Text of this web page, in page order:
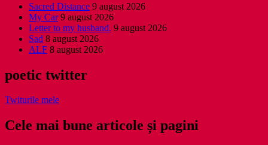
Sacred Distance 9 august 2026
My Car 9 august 2026
Letter to my husband. 9 august 2026
Sad 8 august 2026
ALF 8 august 2026
poetic twitter
Twiturile mele
Cele mai bune articole și pagini